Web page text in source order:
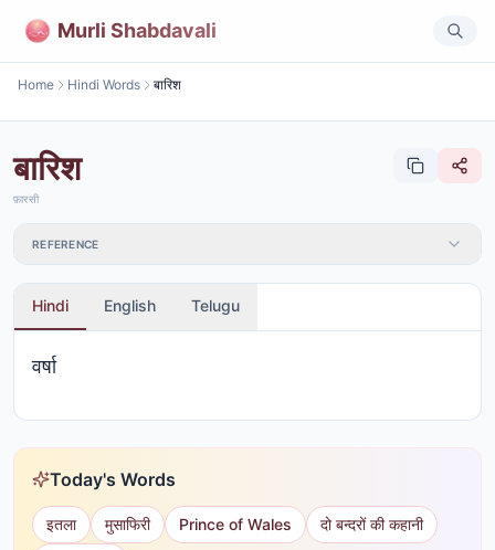
Murli Shabdavali
Home Hindi Words बारिश
बारिश
फ़ारसी
REFERENCE
Hindi English Telugu
वर्षा
Today's Words
इतला मुसाफिरी Prince of Wales
दो बन्दरों की कहानी